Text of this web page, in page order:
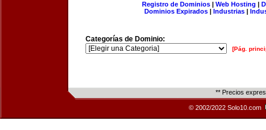
Registro de Dominios| Web Hosting |
Dominios Expirados | Industrias |
Categorías de Dominio:
[Pág.
** Precios
© 2002/2022 Solo10.com